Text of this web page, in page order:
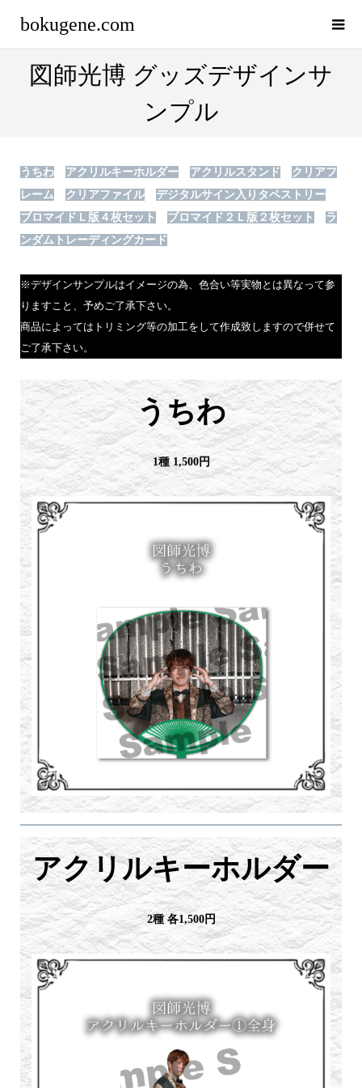
bokugene.com
図師光博 グッズデザインサ
ンプル
うちわ アクリルキーホルダー アクリルスタンド
クリアフ
レーム
クリアファイル
デジタルサイン入りタペストリー
ブロマイドＬ版４枚セット
ブロマイド２Ｌ版２枚セット
ラ
ンダムトレーディングカード
※デザインサンプルはイメージの為、色合い等実物とは異なって参
りますこと、予めご了承下さい。
商品によってはトリミング等の加工をして作成致しますので併せて
ご了承下さい。
うちわ
1種 1,500円
アクリルキーホルダー
2種 各1,500円